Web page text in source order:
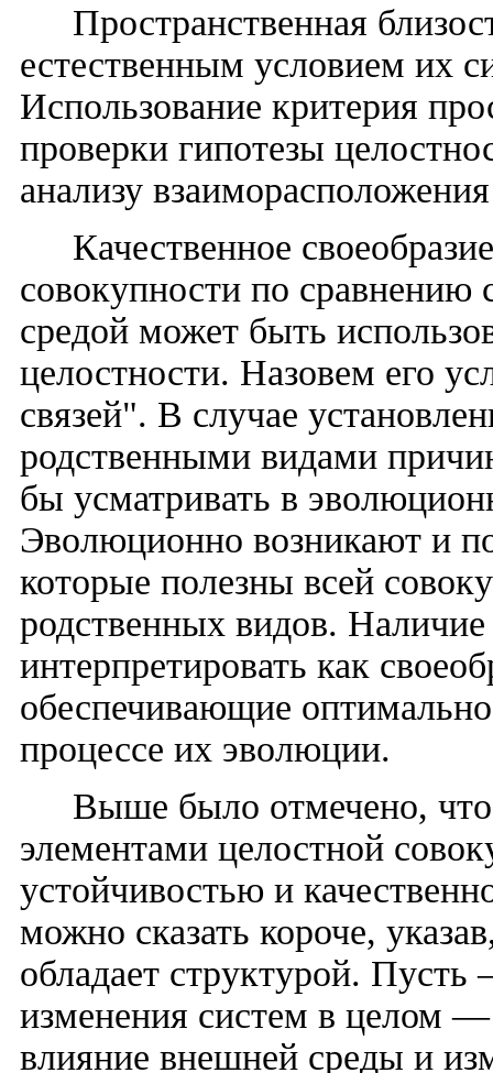
Пространственная
естественным условием их
Использование критерия
проверки гипотезы
анализу
Качественное
совокупности по сравнению
средой может быть
целостности. Назовем его
связей". В случае
родственными видами
бы усматривать в
Эволюционно возникают и
которые полезны всей
родственных видов.
интерпретировать как
обеспечивающие
процессе их эволюции.
Выше было отмечено,
элементами целостной
устойчивостью и
можно сказать короче,
обладает структурой.
изменения систем в целом
влияние внешней среды и